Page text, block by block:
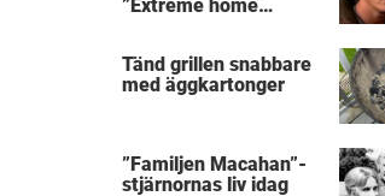
”Extreme home
Tänd grillen snabbare
med äggkartonger
”Familjen Macahan”-
stjärnornas liv idag